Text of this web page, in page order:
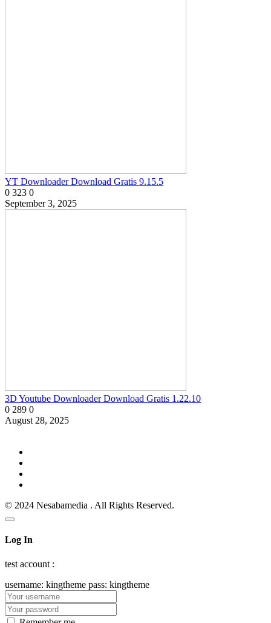
YT Downloader Download Gratis 9.15.5
0 323 0
September 3, 2025
3D Youtube Downloader Download Gratis 1.22.10
0 289 0
August 28, 2025
© 2024 Nesabamedia . All Rights Reserved.
Log In
test account :
username: kingtheme pass: kingtheme